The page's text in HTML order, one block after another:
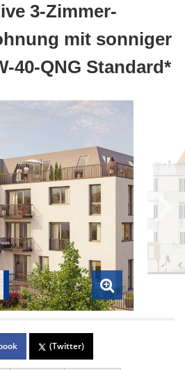
3-Zimmer-
mit sonniger
40-QNG Standard*
(Twitter)